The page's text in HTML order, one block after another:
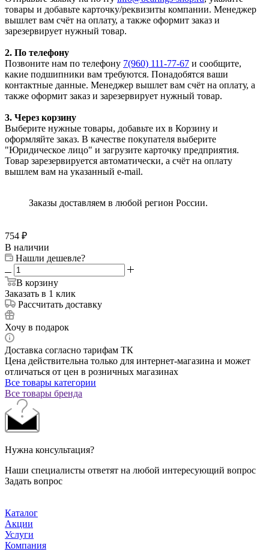
товары и добавьте карточку/реквизиты компании. Менеджер
вышлет вам счёт на оплату, а также оформит заказ и
зарезервирует нужный товар.
2. По телефону
Позвоните нам по телефону 7(960) 111-77-67 и сообщите,
какие подшипники вам требуются. Понадобятся ваши
контактные данные. Менеджер вышлет вам счёт на оплату, а
также оформит заказ и зарезервирует нужный товар.
3. Через корзину
Выберите нужные товары, добавьте их в Корзину и
оформляйте заказ. В качестве покупателя выберите
"Юридическое лицо" и загрузите карточку предприятия.
Товар зарезервируется автоматически, а счёт на оплату
вышлем вам на указанный e-mail.
Заказы доставляем в любой регион России.
754 ₽
В наличии
Нашли дешевле?
В корзину
Заказать в 1 клик
Рассчитать доставку
Хочу в подарок
Доставка согласно тарифам ТК
Цена действительна только для интернет-магазина и может
отличаться от цен в розничных магазинах
Все товары категории
Все товары бренда
Нужна консультация?
Наши специалисты ответят на любой интересующий вопрос
Задать вопрос
Каталог
Акции
Услуги
Компания